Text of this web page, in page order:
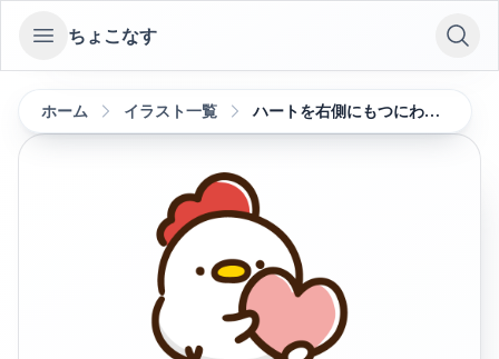
Open sidebar
ちょこなす
ホーム イラスト一覧 ハートを右側にもつにわとりママ